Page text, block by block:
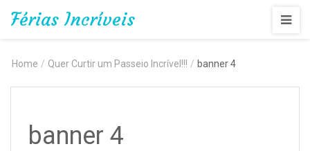
Férias Incríveis
Home / Quer Curtir um Passeio Incrível!!! / banner 4
banner 4